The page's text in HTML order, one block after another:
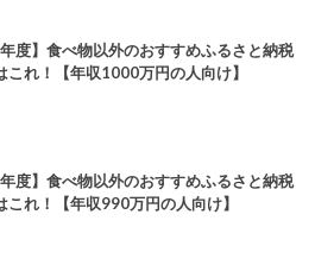
年度】食べ物以外のおすすめふるさと納税
これ！【年収1000万円の人向け】
年度】食べ物以外のおすすめふるさと納税
これ！【年収990万円の人向け】